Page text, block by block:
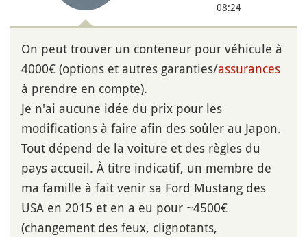
08:24
On peut trouver un conteneur pour véhicule à
4000€ (options et autres garanties/assurances
à prendre en compte).
Je n'ai aucune idée du prix pour les
modifications à faire afin des soûler au Japon.
Tout dépend de la voiture et des règles du
pays accueil. À titre indicatif, un membre de
ma famille à fait venir sa Ford Mustang des
USA en 2015 et en a eu pour ~4500€
(changement des feux, clignotants,